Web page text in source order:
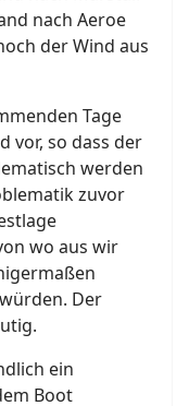
nach Aeroe
der Wind aus
Tage
vor, so dass der
werden
zuvor
wo aus wir
Der
ein
Boot